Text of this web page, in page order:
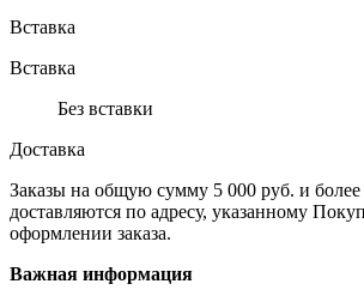
Вставка
Вставка
Без вставки
Доставка
Заказы на общую сумму 5 000 руб. и более
доставляются по адресу, указанному
оформлении заказа.
Важная информация